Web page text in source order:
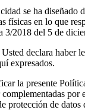
se ha diseñado
físicas en lo que
2018 del 5 de
declara haber
expresados.
la presente
protección de datos